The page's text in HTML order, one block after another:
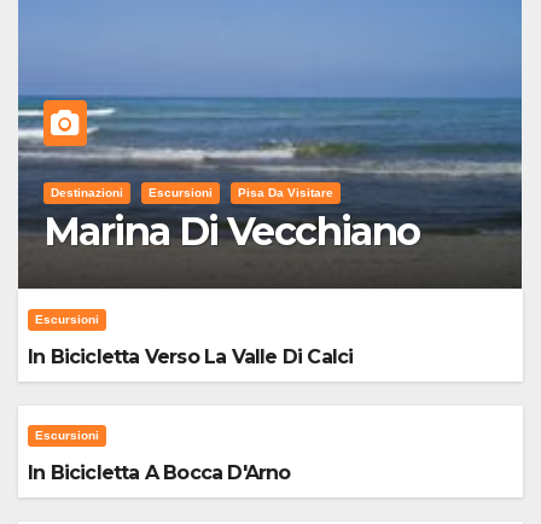
Destinazioni Escursioni Pisa Da Visitare
Marina Di Vecchiano
Escursioni
In Bicicletta Verso La Valle Di Calci
Escursioni
In Bicicletta A Bocca D'Arno